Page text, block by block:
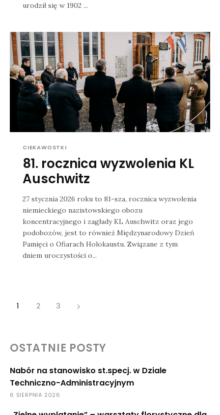
urodził się w 1902 ...
CIEKAWOSTKI
81. rocznica wyzwolenia KL
Auschwitz
27 stycznia 2026 roku to 81-sza, rocznica wyzwolenia
niemieckiego nazistowskiego obozu
koncentracyjnego i zagłady KL Auschwitz oraz jego
podobozów, jest to również Międzynarodowy Dzień
Pamięci o Ofiarach Holokaustu. Związane z tym
dniem uroczystości o...
1 2 3
OSTATNIE POSTY
Nabór na stanowisko st.specj. w Dziale
Techniczno-Administracyjnym
6 SIERPNIA 2026